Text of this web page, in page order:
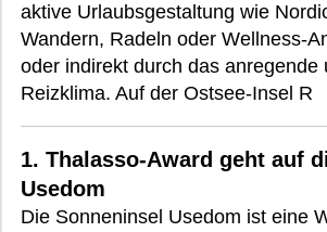
aktive Urlaubsgestaltung wie
Wandern, Radeln oder Wellness-
oder indirekt durch das anregende
Reizklima. Auf der Ostsee-Insel R
1. Thalasso-Award geht auf
Usedom
Die Sonneninsel Usedom ist eine